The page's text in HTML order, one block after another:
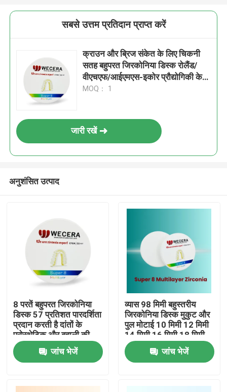
घर
विडियो
सबसे उत्तम प्रतिदान प्राप्त करें
क्राउन और ब्रिज संकेत के लिए चिकनी
सतह बहुपरत जिरकोनिया डिस्क रोलैंड/
वीएचएफ/आईएमएस-इकोर प्रौद्योगिकी के
साथ संगत
MOQ： 1
जारी रखें
अनुशंसित उत्पाद
8 परतें बहुपरत जिरकोनिया
डिस्क 57 प्रतिशत पारदर्शिता
प्रदान करती है दांतों के
प्रोस्थेटिक और बहाली की
जरूरतों के लिए उपयुक्त
जांच भेजें
व्यास 98 मिमी बहुस्तरीय
जिरकोनिया डिस्क मुकुट और
पुल मोटाई 10 मिमी 12 मिमी
14 मिमी 16 मिमी 18 मिमी
20 मिमी 22 मिमी 25 मिमी
दंत डिस्क बहाली के लिए
जांच भेजें